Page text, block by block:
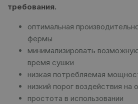
требования.
оптимальная
фермы
минимализировать
время сушки
низкая потребляемая
низкий порог воздействия
простота в использовании